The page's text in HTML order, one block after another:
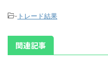
- トレード結果
関連記事